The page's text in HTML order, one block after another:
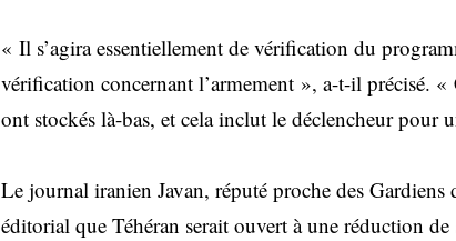
« Il s’agira essentiellement de vérification du
vérification concernant l’armement », a-t-il précisé.
ont stockés là-bas, et cela inclut le déclencheur pour
Le journal iranien Javan, réputé proche des
éditorial que Téhéran serait ouvert à une réduction